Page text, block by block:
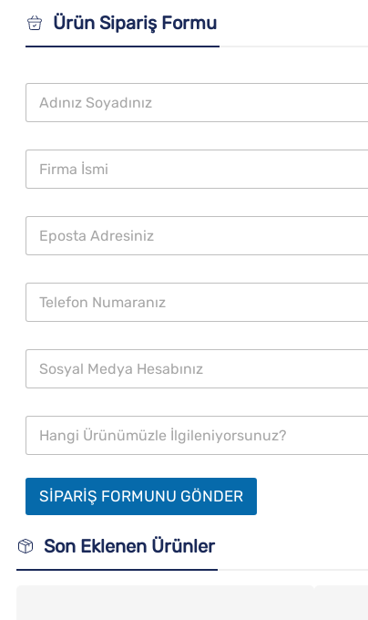
Ürün Sipariş Formu
SİPARİŞ FORMUNU GÖNDER
Son Eklenen Ürünler